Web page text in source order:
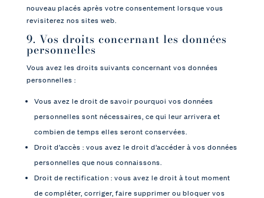
nouveau placés après votre consentement lorsque vous
revisiterez nos sites web.
9. Vos droits concernant les données
personnelles
Vous avez les droits suivants concernant vos données
personnelles :
Vous avez le droit de savoir pourquoi vos données
personnelles sont nécessaires, ce qui leur arrivera et
combien de temps elles seront conservées.
Droit d’accès : vous avez le droit d’accéder à vos données
personnelles que nous connaissons.
Droit de rectification : vous avez le droit à tout moment
de compléter, corriger, faire supprimer ou bloquer vos